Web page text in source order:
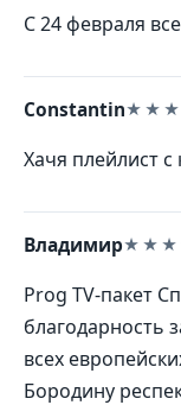
С 24 февраля
Constantin
Хачя плейлист с
Владимир
Prog TV-пакет
благодарность
всех
Бородину